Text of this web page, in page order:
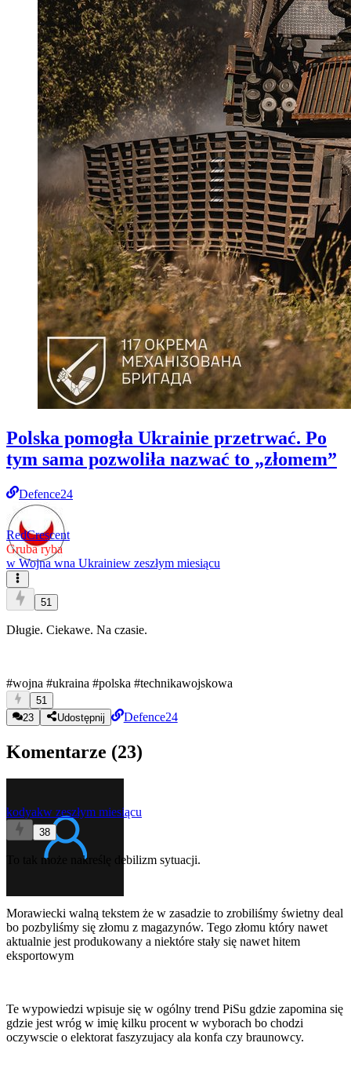
Polska pomogła Ukrainie przetrwać. Po
tym sama pozwoliła nazwać to „złomem”
Defence24
RedCrescent
Gruba ryba
w Wojna wna Ukrainiew zeszłym miesiącu
51
Długie. Ciekawe. Na czasie.
#wojna #ukraina #polska #technikawojskowa
51
23
Udostępnij Defence24
Komentarze (23)
kodyakw zeszłym miesiącu
38
To tak może nakreślę debilizm sytuacji.
Morawiecki walną tekstem że w zasadzie to zrobiliśmy świetny deal
bo pozbyliśmy się złomu z magazynów. Tego złomu który nawet
aktualnie jest produkowany a niektóre stały się nawet hitem
eksportowym
Te wypowiedzi wpisuje się w ogólny trend PiSu gdzie zapomina się
gdzie jest wróg w imię kilku procent w wyborach bo chodzi
oczywscie o elektorat faszyzujacy ala konfa czy braunowcy.